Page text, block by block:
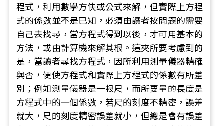
程式，利用數學方伕或公式來解，但實際上方程
式的係數並不是已知，必須由讀者按問題的需要
自己去找尋，當方程式得到以後，才可用基本的
方法，或由計算機來解其根。這夾所要考慮到的
是，當讀者尋找方程式，因所利用測量儀器精確
與否，便使方程式和實際上方程式的係數有所差
別；例如測量儀器是一根尺，而所要量的長度是
方程式中的一個係數，若尺的刻度不精密，誤差
就大，尺的刻度精密誤差就小，但總是會有誤差